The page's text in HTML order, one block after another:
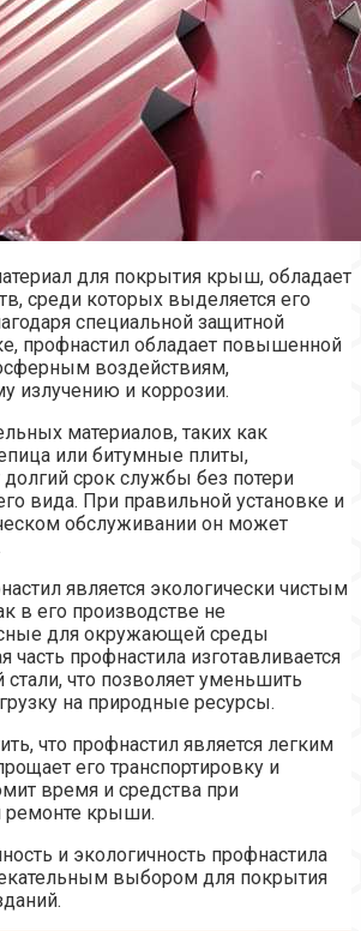
для покрытия крыш, обладает
среди которых выделяется его
специальной защитной
профнастил обладает повышенной
воздействиям,
излучению и коррозии.
материалов, таких как
или битумные плиты,
срок службы без потери
вида. При правильной установке и
обслуживании он может
является экологически чистым
в его производстве не
для окружающей среды
профнастила изготавливается
стали, что позволяет уменьшить
на природные ресурсы.
что профнастил является легким
его транспортировку и
время и средства при
ремонте крыши.
и экологичность профнастила
выбором для покрытия